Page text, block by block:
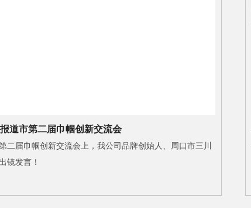
道市第二届巾帼创新交流会
二届巾帼创新交流会上，我公司品牌创始人、周口市三川
镜发言！